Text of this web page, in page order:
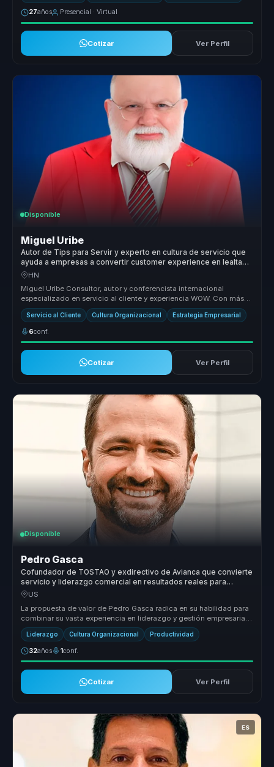
27años Presencial · Virtual
Cotizar Ver Perfil
Disponible
Miguel Uribe
Autor de Tips para Servir y experto en cultura de servicio que
ayuda a empresas a convertir customer experience en lealtad,
rentabilidad y ventaja competitiva.
HN
Miguel Uribe Consultor, autor y conferencista internacional
especializado en servicio al cliente y experiencia WOW. Con más
de 21,000 hor...
Servicio al Cliente Cultura Organizacional Estrategia Empresarial
6conf.
Cotizar Ver Perfil
Disponible
Pedro Gasca
Cofundador de TOSTAO y exdirectivo de Avianca que convierte
servicio y liderazgo comercial en resultados reales para
empresas.
US
La propuesta de valor de Pedro Gasca radica en su habilidad para
combinar su vasta experiencia en liderazgo y gestión empresarial
con un ...
Liderazgo Cultura Organizacional Productividad
32años 1conf.
Cotizar Ver Perfil
ES